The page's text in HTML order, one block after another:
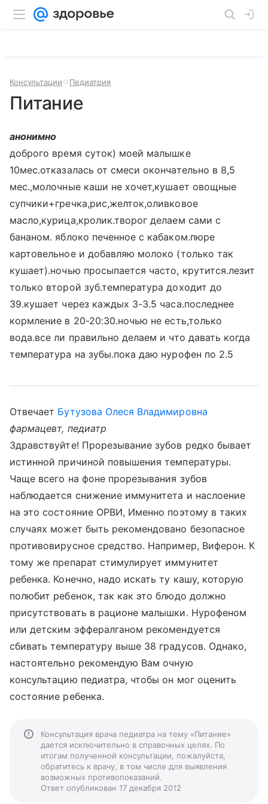
Консультации Педиатрия
Питание
анонимно
доброго время суток) моей малышке
10мес.отказалась от смеси окончательно в 8,5
мес.,молочные каши не хочет,кушает овощные
супчики+гречка,рис,желток,оливковое
масло,курица,кролик.творог делаем сами с
бананом. яблоко печенное с кабаком.пюре
картовельное и добавляю молоко (только так
кушает).ночью просыпается часто, крутится.лезит
только второй зуб.температура доходит до
39.кушает через каждых 3-3.5 часа.последнее
кормление в 20-20:30.ночью не есть,только
вода.все ли правильно делаем и что давать когда
температура на зубы.пока даю нурофен по 2.5
Отвечает Бутузова Олеся Владимировна
фармацевт, педиатр
Здравствуйте! Прорезывание зубов редко бывает
истинной причиной повышения температуры.
Чаще всего на фоне прорезывания зубов
наблюдается снижение иммунитета и наслоение
на это состояние ОРВИ, Именно поэтому в таких
случаях может быть рекомендовано безопасное
противовирусное средство. Например, Виферон. К
тому же препарат стимулирует иммунитет
ребенка. Конечно, надо искать ту кашу, которую
полюбит ребенок, так как это блюдо должно
присутствовать в рационе малышки. Нурофеном
или детским эффералганом рекомендуется
сбивать температуру выше 38 градусов. Однако,
настоятельно рекомендую Вам очную
консультацию педиатра, чтобы он мог оценить
состояние ребенка.
Консультация врача педиатра на тему «Питание»
дается исключительно в справочных целях. По
итогам полученной консультации, пожалуйста,
обратитесь к врачу, в том числе для выявления
возможных противопоказаний.
Ответ опубликован 17 декабря 2012